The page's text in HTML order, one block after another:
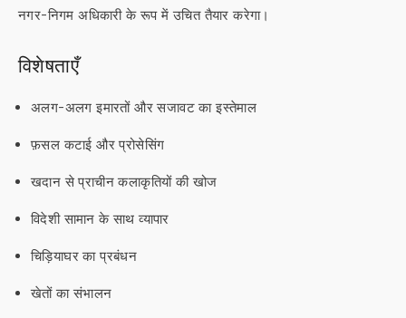
नगर-निगम अधिकारी के रूप में उचित तैयार करेगा।
विशेषताएँ
अलग-अलग इमारतों और सजावट का इस्तेमाल
फ़सल कटाई और प्रोसेसिंग
खदान से प्राचीन कलाकृतियों की खोज
विदेशी सामान के साथ व्यापार
चिड़ियाघर का प्रबंधन
खेतों का संभालन